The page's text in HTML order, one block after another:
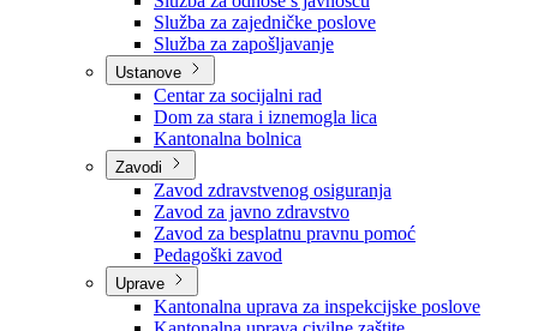
Službe
Služba za odnose s javnošću
Služba za zajedničke poslove
Služba za zapošljavanje
Ustanove
Centar za socijalni rad
Dom za stara i iznemogla lica
Kantonalna bolnica
Zavodi
Zavod zdravstvenog osiguranja
Zavod za javno zdravstvo
Zavod za besplatnu pravnu pomoć
Pedagoški zavod